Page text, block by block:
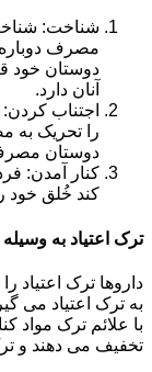
شناخت:
مصرف
دوستان خود
آنان دارد.
اجتناب
را تحریک به
دوستان
کنار آمدن:
کند خُلق خود
ترک اعتیاد به
داروها ترک اعتیاد
به ترک اعتیاد می
با علائم ترک مواد
تخفیف می دهند و